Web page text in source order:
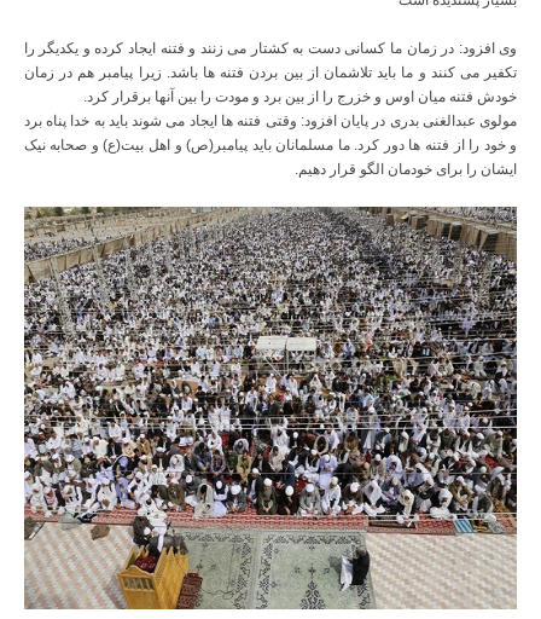
وی افزود: در زمان ما کسانی دست به کشتار می زنند و فتنه ایجاد کرده و یکدیگر را
تکفیر می کنند و ما باید تلاشمان از بین بردن فتنه ها باشد. زیرا پیامبر هم در زمان
خودش فتنه میان اوس و خزرج را از بین برد و مودت را بین آنها برقرار کرد.
مولوی عبدالغنی بدری در پایان افزود: وقتی فتنه ها ایجاد می شوند باید به خدا پناه برد
و خود را از فتنه ها دور کرد. ما مسلمانان باید پیامبر(ص) و اهل بیت(ع) و صحابه نیک
ایشان را برای خودمان الگو قرار دهیم.